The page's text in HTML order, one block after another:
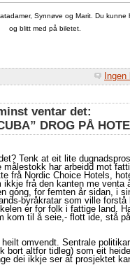
Synnøve og Marit. Du kunne
og blitt med på biletet.
ventar det:
DROG PÅ
Tenk at eit lite
har arbeidd mot
frå Nordic Choice Hotels,
ikkje frå den kanten me venta
gong, for femten år sidan, i
byråkratar som ville forstå
er for folk i fattige land.
kom til å seie,- flott ide, stå
omvendt. Sentrale
bort altfor tidleg) som eit
dei ikkje ser at prosjektet